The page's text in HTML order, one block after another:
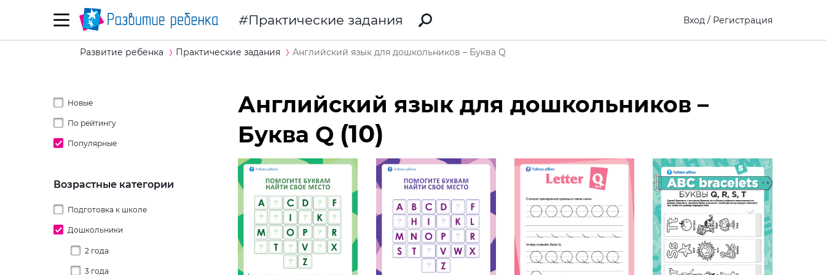
Практические задания Вход / Регистрация
Развитие ребенка Практические задания Английский язык для дошкольников – Буква Q
Новые
По рейтингу
Популярные
Возрастные категории
Подготовка к школе
Дошкольники
2 года
3 года
Английский язык для дошкольников –
Буква Q (10)